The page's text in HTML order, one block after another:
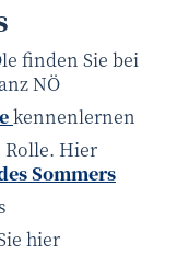
finden Sie bei
NÖ
kennenlernen
Rolle. Hier
Sommers
hier